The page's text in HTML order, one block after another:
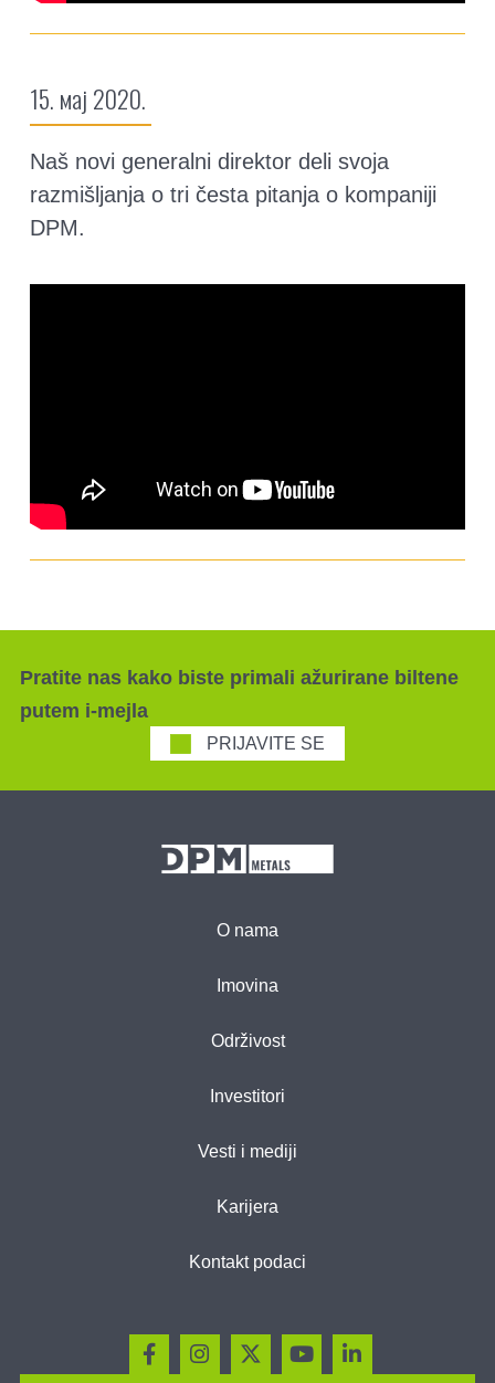
15. мај 2020.
Naš novi generalni direktor deli svoja
razmišljanja o tri česta pitanja o kompaniji
DPM.
Pratite nas kako biste primali ažurirane biltene
putem i-mejla
PRIJAVITE SE
O nama
Imovina
Održivost
Investitori
Vesti i mediji
Karijera
Kontakt podaci